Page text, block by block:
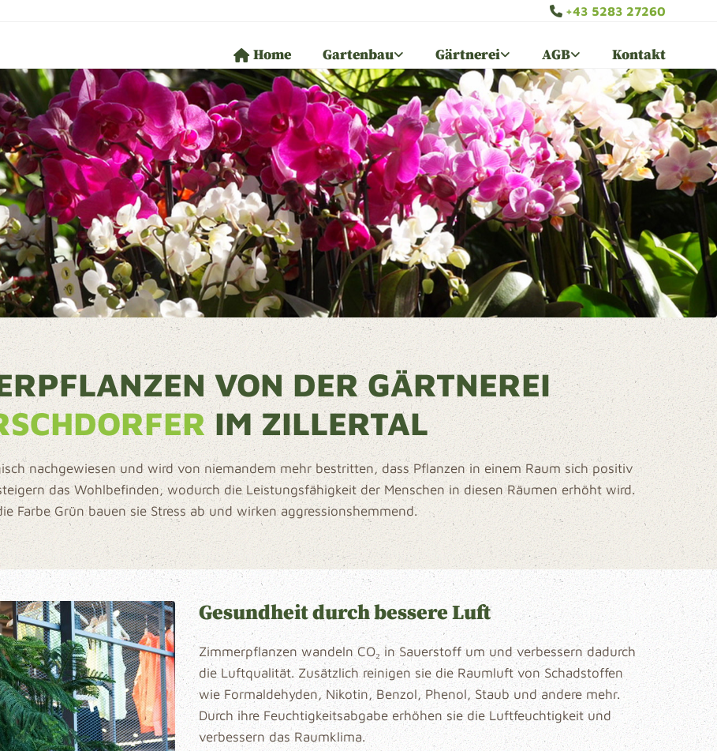
 +43 5283 27260
Home Gartenbau Gärtnerei AGB Kontakt
VON DER GÄRTNEREI
IM ZILLERTAL
nachgewiesen und wird von niemandem mehr bestritten, dass Pflanzen in einem Raum sich positiv
das Wohlbefinden, wodurch die Leistungsfähigkeit der Menschen in diesen Räumen erhöht wird.
Farbe Grün bauen sie Stress ab und wirken aggressionshemmend.
Gesundheit durch bessere Luft
Zimmerpflanzen wandeln CO₂ in Sauerstoff um und verbessern dadurch
die Luftqualität. Zusätzlich reinigen sie die Raumluft von Schadstoffen
wie Formaldehyden, Nikotin, Benzol, Phenol, Staub und andere mehr.
Durch ihre Feuchtigkeitsabgabe erhöhen sie die Luftfeuchtigkeit und
verbessern das Raumklima.